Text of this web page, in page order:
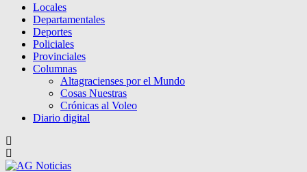
Locales
Departamentales
Deportes
Policiales
Provinciales
Columnas
Altagracienses por el Mundo
Cosas Nuestras
Crónicas al Voleo
Diario digital